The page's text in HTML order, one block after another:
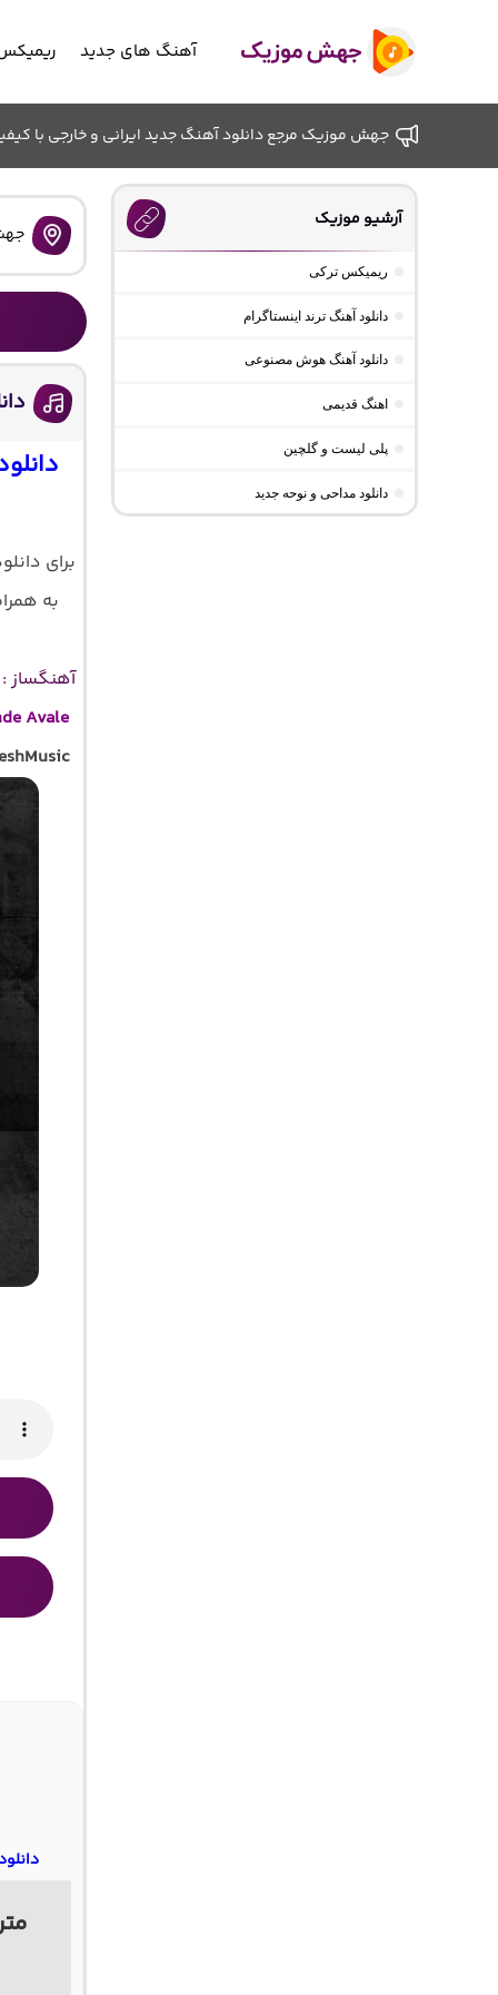
آهنگ های جدید
جهش موزیک مرجع دانلود آهنگ جدید ایرانی و خارجی با
برای
به
آهنگساز
Avale
آرشیو موزیک
ریمیکس ترکی
دانلود آهنگ ترند اینستاگرام
دانلود آهنگ هوش مصنوعی
اهنگ قدیمی
پلی لیست و گلچین
دانلود مداحی و نوحه جدید